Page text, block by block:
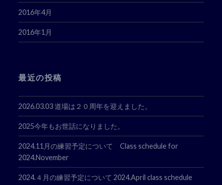
2016年4月
2016年1月
最近の投稿
2026.03.03 道場は２０周年を迎えました。
2025今年もお世話になりました。
2024.11月の練習予定について Class schedule for
2024.November
2024.４月の練習予定について 2024.April class schedule